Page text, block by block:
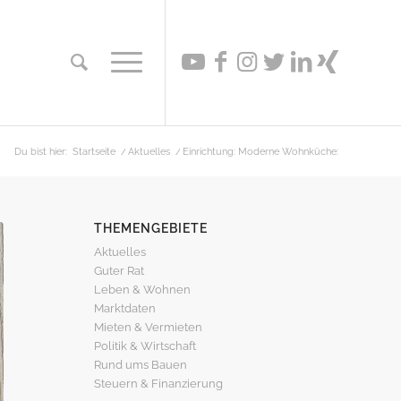
Du bist hier: Startseite / Aktuelles / Einrichtung: Moderne Wohnküche:
THEMENGEBIETE
Aktuelles
Guter Rat
Leben & Wohnen
Marktdaten
Mieten & Vermieten
Politik & Wirtschaft
Rund ums Bauen
Steuern & Finanzierung